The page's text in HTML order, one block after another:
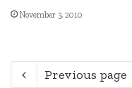
November 3, 2010
Previous page